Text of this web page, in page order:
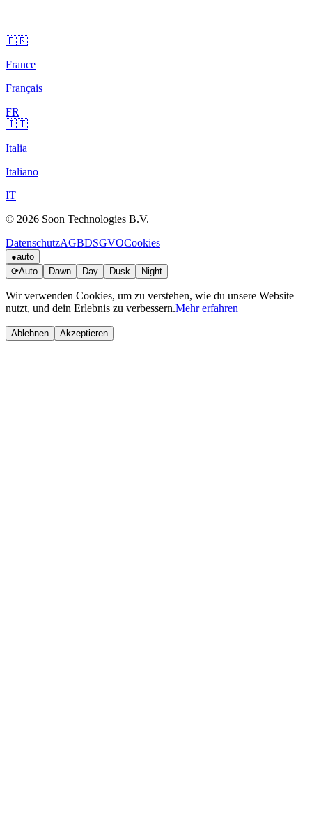
🇫🇷
France
Français
FR
🇮🇹
Italia
Italiano
IT
© 2026 Soon Technologies B.V.
DatenschutzAGBDSGVOCookies
●auto
⟳Auto Dawn Day Dusk Night
Wir verwenden Cookies, um zu verstehen, wie du unsere Website
nutzt, und dein Erlebnis zu verbessern.Mehr erfahren
Ablehnen Akzeptieren